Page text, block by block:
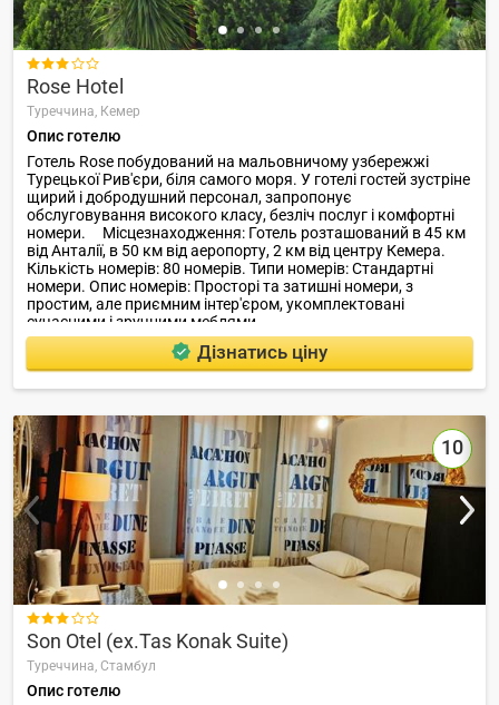

Rose Hotel
Туреччина, Кемер
Опис готелю
Готель Rose побудований на мальовничому узбережжі
Турецької Рив'єри, біля самого моря. У готелі гостей зустріне
щирий і добродушний персонал, запропонує
обслуговування високого класу, безліч послуг і комфортні
номери. Місцезнаходження: Готель розташований в 45 км
від Анталії, в 50 км від аеропорту, 2 км від центру Кемера.
Кількість номерів: 80 номерів. Типи номерів: Стандартні
номери. Опис номерів: Просторі та затишні номери, з
простим, але приємним інтер'єром, укомплектовані
сучасними і зручними меблями.
Дізнатись ціну
10

Son Otel (ex.Tas Konak Suite)
Туреччина, Стамбул
Опис готелю